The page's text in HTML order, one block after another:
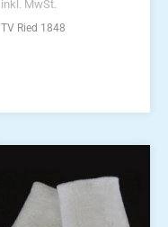
inkl. MwSt.
TV Ried 1848